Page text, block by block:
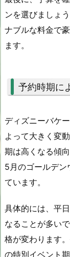
ンを選びましょ
ナブルな料金で
ます。
予約時期に
ディズニーバケ
よって大きく変
期は高くなる傾
5月のゴールデン
ています。
具体的には、平
なることが多い
格が変わります
の特別イベント